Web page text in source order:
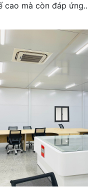
cao mà còn đáp